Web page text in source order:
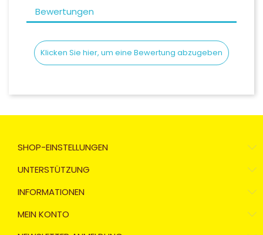
Bewertungen
Klicken Sie hier, um eine Bewertung abzugeben
SHOP-EINSTELLUNGEN
UNTERSTÜTZUNG
INFORMATIONEN
MEIN KONTO